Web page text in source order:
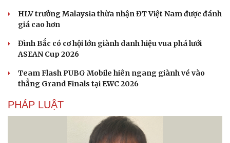
HLV trưởng Malaysia thừa nhận ĐT Việt Nam được đánh
giá cao hơn
Đình Bắc có cơ hội lớn giành danh hiệu vua phá lưới
ASEAN Cup 2026
Team Flash PUBG Mobile hiên ngang giành vé vào
thẳng Grand Finals tại EWC 2026
PHÁP LUẬT